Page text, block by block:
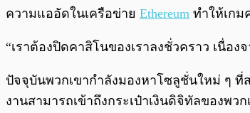
พร้อมเล่น
ความแออัดในเครือข่าย Ethereum ทำให้เกม
“เราต้องปิดคาสิโนของเราลงชั่วคราว เนื่อง
ปัจจุบันพวกเขากำลังมองหาโซลูชั่นใหม่ ๆ
งานสามารถเข้าถึงกระเป๋าเงินดิจิทัลของพว